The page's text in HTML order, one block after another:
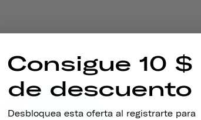
Consigue 10 $
de descuento
Desbloquea esta oferta al registrarte para